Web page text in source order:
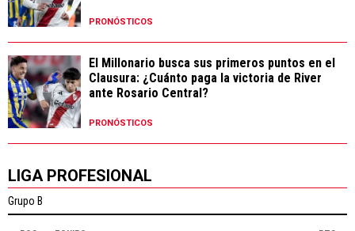
PRONÓSTICOS
El Millonario busca sus primeros puntos en el
Clausura: ¿Cuánto paga la victoria de River
ante Rosario Central?
PRONÓSTICOS
LIGA PROFESIONAL